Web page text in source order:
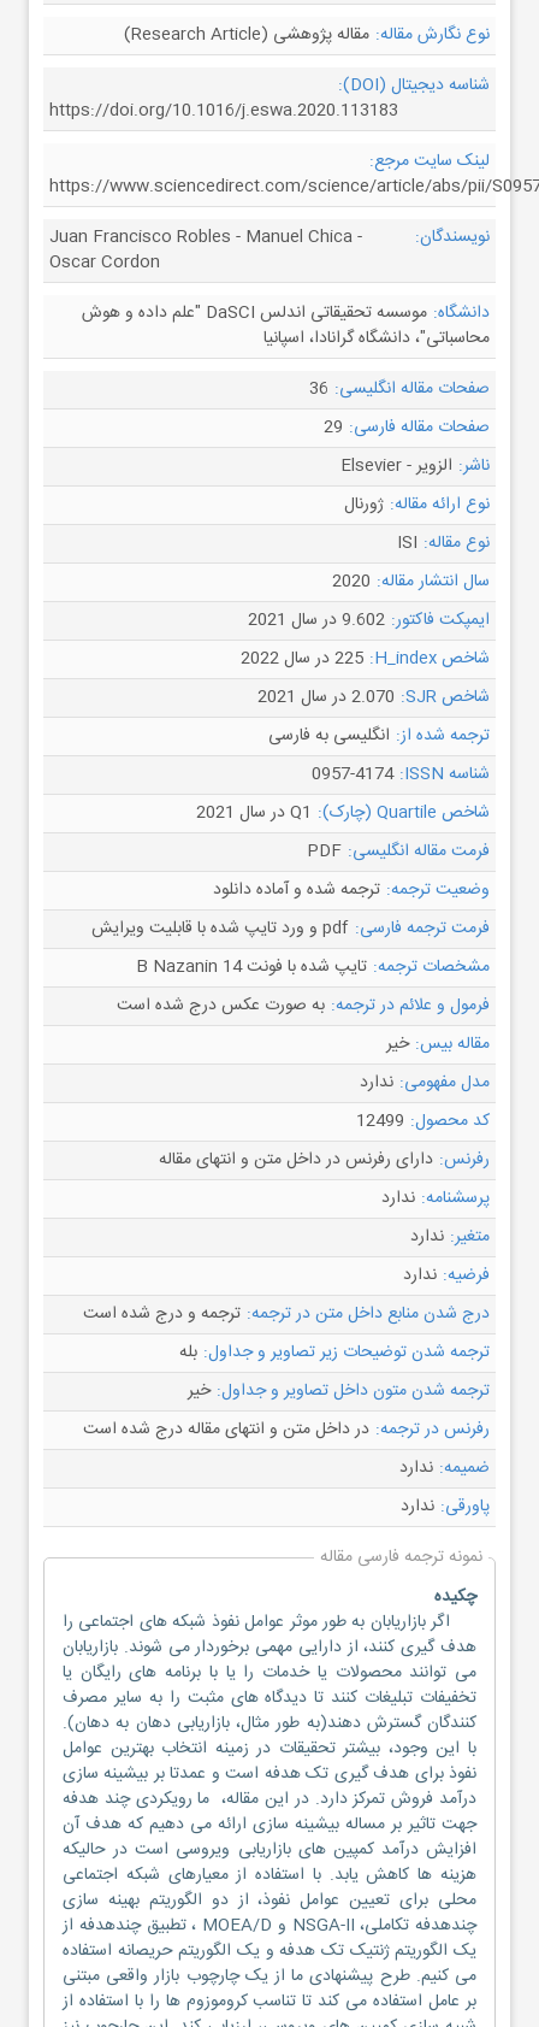
نوع نگارش مقاله: مقاله پژوهشی (Research Article)
شناسه دیجیتال (DOI):
https://doi.org/10.1016/j.eswa.2020.113183
لینک سایت مرجع:
https://www.sciencedirect.com/science/article/abs/pii/
نویسندگان:
Juan Francisco Robles - Manuel Chica -
Oscar Cordon
دانشگاه:
موسسه تحقیقاتی اندلس DaSCI "علم داده و هوش
محاسباتی"، دانشگاه گرانادا، اسپانیا
صفحات مقاله انگلیسی: 36
صفحات مقاله فارسی: 29
ناشر: الزویر - Elsevier
نوع ارائه مقاله: ژورنال
نوع مقاله: ISI
سال انتشار مقاله: 2020
ایمپکت فاکتور: 9.602 در سال 2021
شاخص H_index:
225 در سال 2022
شاخص SJR:
2.070 در سال 2021
ترجمه شده از: انگلیسی به فارسی
شناسه ISSN:
0957-4174
شاخص Quartile (چارک):
Q1 در سال 2021
فرمت مقاله انگلیسی: PDF
وضعیت ترجمه: ترجمه شده و آماده دانلود
فرمت ترجمه فارسی: pdf و ورد تایپ شده با قابلیت ویرایش
مشخصات ترجمه: تایپ شده با فونت B Nazanin 14
فرمول و علائم در ترجمه: به صورت عکس درج شده است
مقاله بیس: خیر
مدل مفهومی: ندارد
کد محصول: 12499
رفرنس: دارای رفرنس در داخل متن و انتهای مقاله
پرسشنامه: ندارد
متغیر: ندارد
فرضیه: ندارد
درج شدن منابع داخل متن در ترجمه: ترجمه و درج شده است
ترجمه شدن توضیحات زیر تصاویر و جداول: بله
ترجمه شدن متون داخل تصاویر و جداول: خیر
رفرنس در ترجمه: در داخل متن و انتهای مقاله درج شده است
ضمیمه: ندارد
پاورقی: ندارد
نمونه ترجمه فارسی مقاله
چکیده
اگر بازاریابان به طور موثر عوامل نفوذ شبکه های اجتماعی را
هدف گیری کنند، از دارایی مهمی برخوردار می شوند. بازاریابان
می توانند محصولات یا خدمات را یا با برنامه های رایگان یا
تخفیفات تبلیغات کنند تا دیدگاه های مثبت را به سایر مصرف
کنندگان گسترش دهند(به طور مثال، بازاریابی دهان به دهان).
با این وجود، بیشتر تحقیقات در زمینه انتخاب بهترین عوامل
نفوذ برای هدف گیری تک هدفه است و عمدتا بر بیشینه سازی
درآمد فروش تمرکز دارد. در این مقاله، ما رویکردی چند هدفه
جهت تاثیر بر مساله بیشینه سازی ارائه می دهیم که هدف آن
افزایش درآمد کمپین های بازاریابی ویروسی است در حالیکه
هزینه ها کاهش یابد. با استفاده از معیارهای شبکه اجتماعی
محلی برای تعیین عوامل نفوذ، از دو الگوریتم بهینه سازی
چندهدفه تکاملی، NSGA-II و MOEA/D ، تطبیق چندهدفه از
یک الگوریتم ژنتیک تک هدفه و یک الگوریتم حریصانه استفاده
می کنیم. طرح پیشنهادی ما از یک چارچوب بازار واقعی مبتنی
بر عامل استفاده می کند تا تناسب کروموزوم ها را با استفاده از